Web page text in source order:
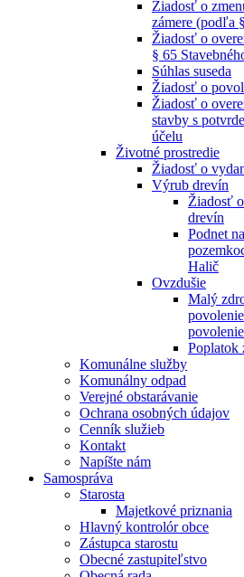
Žiadosť o
zámere (podľa
Žiadosť o
§ 65
Súhlas suseda
Žiadosť o
Žiadosť o
stavby s
účelu
Životné prostredie
Žiadosť o
Výrub drevín
Žiadosť
drevín
Podnet
Halič
Ovzdušie
Malý
Poplatok
Komunálne služby
Komunálny odpad
Verejné obstarávanie
Ochrana osobných údajov
Cenník služieb
Kontakt
Napíšte nám
Samospráva
Starosta
Majetkové priznania
Hlavný kontrolór obce
Zástupca starostu
Obecné zastupiteľstvo